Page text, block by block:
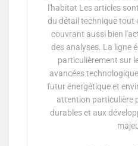
l'habitat Les articles
du détail technique tout
couvrant aussi bien
des analyses. La ligne
particulièrement sur
avancées
futur énergétique et
attention particulière
durables et aux